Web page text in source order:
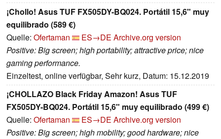
¡Chollo! Asus TUF FX505DY-BQ024. Portátil 15,6" muy
equilibrado (589 €)
Quelle: Ofertaman ES→DE Archive.org version
Positive: Big screen; high portability; attractive price; nice
gaming performance.
Einzeltest, online verfügbar, Sehr kurz, Datum: 15.12.2019
¡CHOLLAZO Black Friday Amazon! Asus TUF
FX505DY-BQ024. Portátil 15,6" muy equilibrado (499 €)
Quelle: Ofertaman ES→DE Archive.org version
Positive: Big screen; high mobility; good hardware; nice